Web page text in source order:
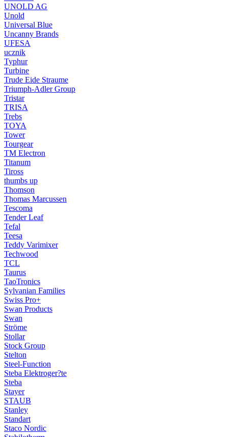
UNOLD AG
Unold
Universal Blue
Uncanny Brands
UFESA
ucznik
Typhur
Turbine
Trude Eide Straume
Triumph-Adler Group
Tristar
TRISA
Trebs
TOYA
Tower
Tourgear
TM Electron
Titanum
Tiross
thumbs up
Thomson
Thomas Marcussen
Tescoma
Tender Leaf
Tefal
Teesa
Teddy Varimixer
Techwood
TCL
Taurus
TaoTronics
Sylvanian Families
Swiss Pro+
Swan Products
Swan
Ströme
Stollar
Stock Group
Stelton
Steel-Function
Steba Elektroger?te
Steba
Stayer
STAUB
Stanley
Standart
Staco Nordic